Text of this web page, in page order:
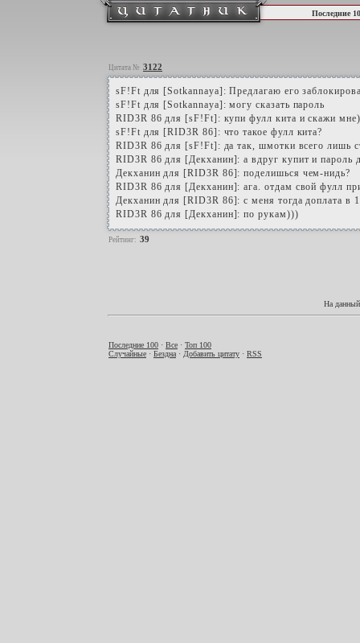
Последние
Цитата № 3122
sF!Ft для [Sotkannaya]: Предлагаю его
sF!Ft для [Sotkannaya]: могу сказать пароль
RID3R 86 для [sF!Ft]: купи фулл кита и скажи
sF!Ft для [RID3R 86]: что такое фулл кита?
RID3R 86 для [sF!Ft]: да так, шмотки всего лишь
RID3R 86 для [Декханин]: а вдруг купит и пароль
Декханин для [RID3R 86]: поделишься чем-нидь?
RID3R 86 для [Декханин]: ага. отдам свой фулл
Декханин для [RID3R 86]: с меня тогда доплата в
RID3R 86 для [Декханин]: по рукам)))
Рейтинг: 39
На
Последние 100 · Все · Топ 100
Случайные · Бездна · Добавить цитату · RSS